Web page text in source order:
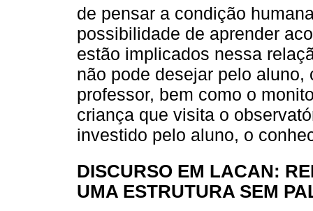
de pensar a condição
possibilidade de aprender
estão implicados nessa
não pode desejar pelo
professor, bem como o
criança que visita o
investido pelo aluno, o
DISCURSO EM LACAN:
UMA ESTRUTURA SEM